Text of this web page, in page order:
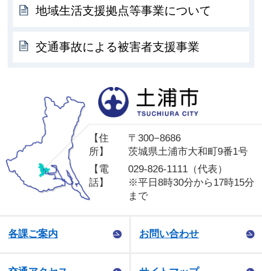
地域生活支援拠点等事業について
交通事故による被害者支援事業
【住
所】
〒300−8686
茨城県土浦市大和町9番1号
【電
話】
029-826-1111（代表）
※平日8時30分から17時15分
まで
各課ご案内 お問い合わせ